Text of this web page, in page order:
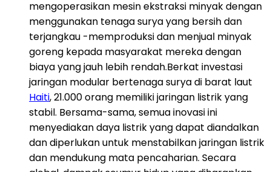
mengoperasikan mesin ekstraksi minyak dengan
menggunakan tenaga surya yang bersih dan
terjangkau -memproduksi dan menjual minyak
goreng kepada masyarakat mereka dengan
biaya yang jauh lebih rendah.Berkat investasi
jaringan modular bertenaga surya di barat laut
Haiti, 21.000 orang memiliki jaringan listrik yang
stabil. Bersama-sama, semua inovasi ini
menyediakan daya listrik yang dapat diandalkan
dan diperlukan untuk menstabilkan jaringan listrik
dan mendukung mata pencaharian. Secara